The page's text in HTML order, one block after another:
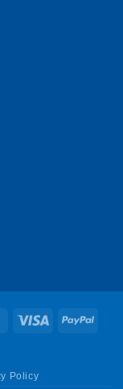
MasterCardVisa
Policy